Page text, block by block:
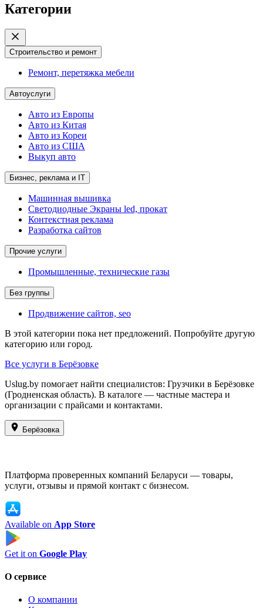
Категории
Строительство и ремонт
Ремонт, перетяжка мебели
Автоуслуги
Авто из Европы
Авто из Китая
Авто из Кореи
Авто из США
Выкуп авто
Бизнес, реклама и IT
Машинная вышивка
Светодиодные Экраны led, прокат
Контекстная реклама
Разработка сайтов
Прочие услуги
Промышленные, технические газы
Без группы
Продвижение сайтов, seo
В этой категории пока нет предложений. Попробуйте другую
категорию или город.
Все услуги в Берёзовке
Uslug.by помогает найти специалистов: Грузчики в Берёзовке
(Гродненская область). В каталоге — частные мастера и
организации с прайсами и контактами.
Берёзовка
Платформа проверенных компаний Беларуси — товары,
услуги, отзывы и прямой контакт с бизнесом.
Available on App Store
Get it on Google Play
О сервисе
О компании